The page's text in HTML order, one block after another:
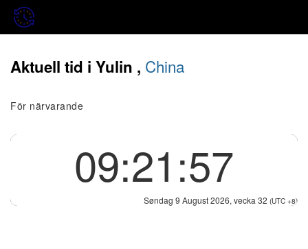
Aktuell tid i Yulin , China
För närvarande
09:21:58
Søndag 9 August 2026, vecka 32 (UTC +8)